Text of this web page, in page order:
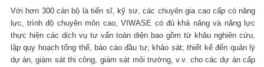
Với hơn 300 cán bộ là tiến sĩ, kỹ sư, các chuyên gia cao cấp có năng
lực, trình độ chuyên môn cao, VIWASE có đủ khả năng và năng lực
thực hiện các dịch vụ tư vấn toàn diện bao gồm từ khâu nghiên cứu,
lập quy hoạch tổng thể, báo cáo đầu tư; khảo sát; thiết kế đến quản lý
dự án, giám sát thi công, giám sát môi trường, v.v. cho các dự án cấp